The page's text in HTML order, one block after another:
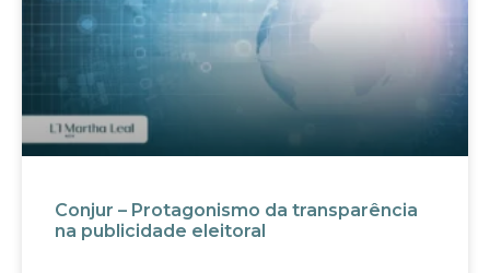
Conjur – Protagonismo da transparência
na publicidade eleitoral